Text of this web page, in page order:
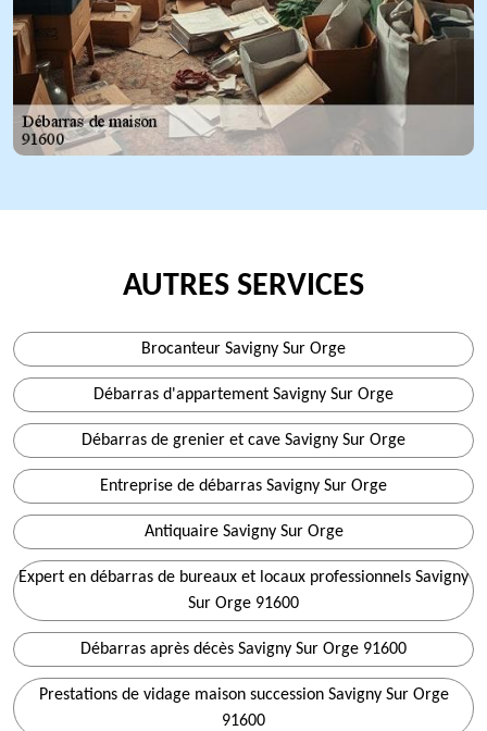
AUTRES SERVICES
Brocanteur Savigny Sur Orge
Débarras d'appartement Savigny Sur Orge
Débarras de grenier et cave Savigny Sur Orge
Entreprise de débarras Savigny Sur Orge
Antiquaire Savigny Sur Orge
Expert en débarras de bureaux et locaux professionnels Savigny
Sur Orge 91600
Débarras après décès Savigny Sur Orge 91600
Prestations de vidage maison succession Savigny Sur Orge
91600